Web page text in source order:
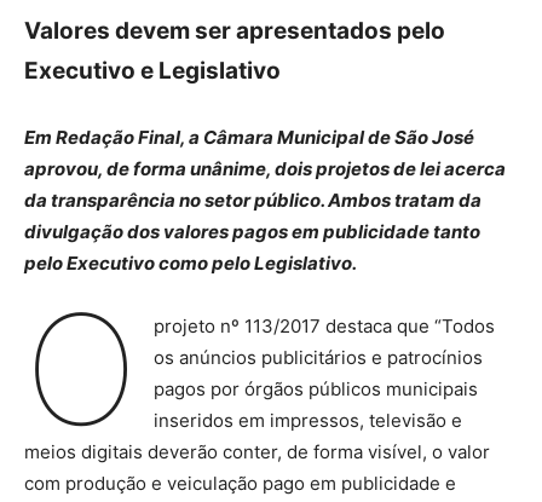
Valores devem ser apresentados pelo
Executivo e Legislativo
Em Redação Final, a Câmara Municipal de São José
aprovou, de forma unânime, dois projetos de lei acerca
da transparência no setor público. Ambos tratam da
divulgação dos valores pagos em publicidade tanto
pelo Executivo como pelo Legislativo.
O
projeto nº 113/2017 destaca que “Todos
os anúncios publicitários e patrocínios
pagos por órgãos públicos municipais
inseridos em impressos, televisão e
meios digitais deverão conter, de forma visível, o valor
com produção e veiculação pago em publicidade e